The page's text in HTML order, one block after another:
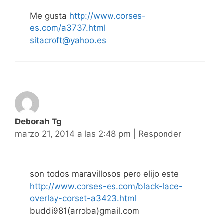
Me gusta http://www.corses-
es.com/a3737.html
sitacroft@yahoo.es
Deborah Tg
marzo 21, 2014 a las 2:48 pm
Responder
son todos maravillosos pero elijo este
http://www.corses-es.com/black-lace-
overlay-corset-a3423.html
buddi981(arroba)gmail.com